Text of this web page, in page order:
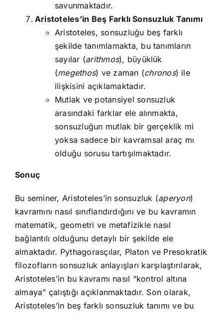
savunmaktadır.
Aristoteles’in Beş Farklı Sonsuzluk Tanımı
Aristoteles, sonsuzluğu beş farklı
şekilde tanımlamakta, bu tanımların
sayılar (arithmos), büyüklük
(megethos) ve zaman (chronos) ile
ilişkisini açıklamaktadır.
Mutlak ve potansiyel sonsuzluk
arasındaki farklar ele alınmakta,
sonsuzluğun mutlak bir gerçeklik mi
yoksa sadece bir kavramsal araç mı
olduğu sorusu tartışılmaktadır.
Sonuç
Bu seminer, Aristoteles’in sonsuzluk (aperyon)
kavramını nasıl sınıflandırdığını ve bu kavramın
matematik, geometri ve metafizikle nasıl
bağlantılı olduğunu detaylı bir şekilde ele
almaktadır. Pythagorasçılar, Platon ve Presokratik
filozofların sonsuzluk anlayışları karşılaştırılarak,
Aristoteles’in bu kavramı nasıl “kontrol altına
almaya” çalıştığı açıklanmaktadır. Son olarak,
Aristoteles’in beş farklı sonsuzluk tanımı ve bu